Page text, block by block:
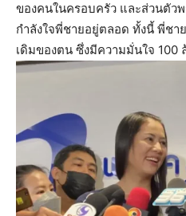
ของคนในครอบครัว และส่วนตัว
กำลังใจพี่ชายอยู่ตลอด ทั้งนี้ พี่ช
เดิมของตน ซึ่งมีความมั่นใจ 100